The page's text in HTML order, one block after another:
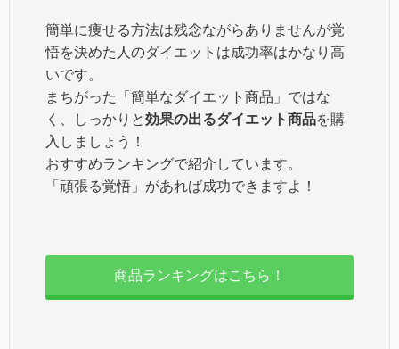
簡単に痩せる方法は残念ながらありませんが覚
悟を決めた人のダイエットは成功率はかなり高
いです。
まちがった「簡単なダイエット商品」ではな
く、しっかりと効果の出るダイエット商品を購
入しましょう！
おすすめランキングで紹介しています。
「頑張る覚悟」があれば成功できますよ！
商品ランキングはこちら！